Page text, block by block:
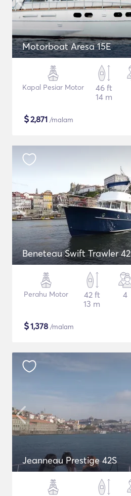
Motorboat Aresa 15E
Kapal Pesiar Motor
46 ft
14 m
$2,871 /malam
Beneteau Swift Trawler 42
Perahu Motor
42 ft
13 m
4
$1,378 /malam
Jeanneau Prestige 42S